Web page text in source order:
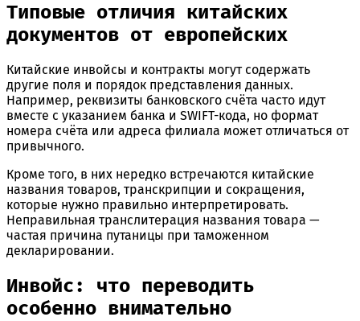
Типовые отличия китайских
документов от европейских
Китайские инвойсы и контракты могут содержать
другие поля и порядок представления данных.
Например, реквизиты банковского счёта часто идут
вместе с указанием банка и SWIFT-кода, но формат
номера счёта или адреса филиала может отличаться от
привычного.
Кроме того, в них нередко встречаются китайские
названия товаров, транскрипции и сокращения,
которые нужно правильно интерпретировать.
Неправильная транслитерация названия товара —
частая причина путаницы при таможенном
декларировании.
Инвойс: что переводить
особенно внимательно